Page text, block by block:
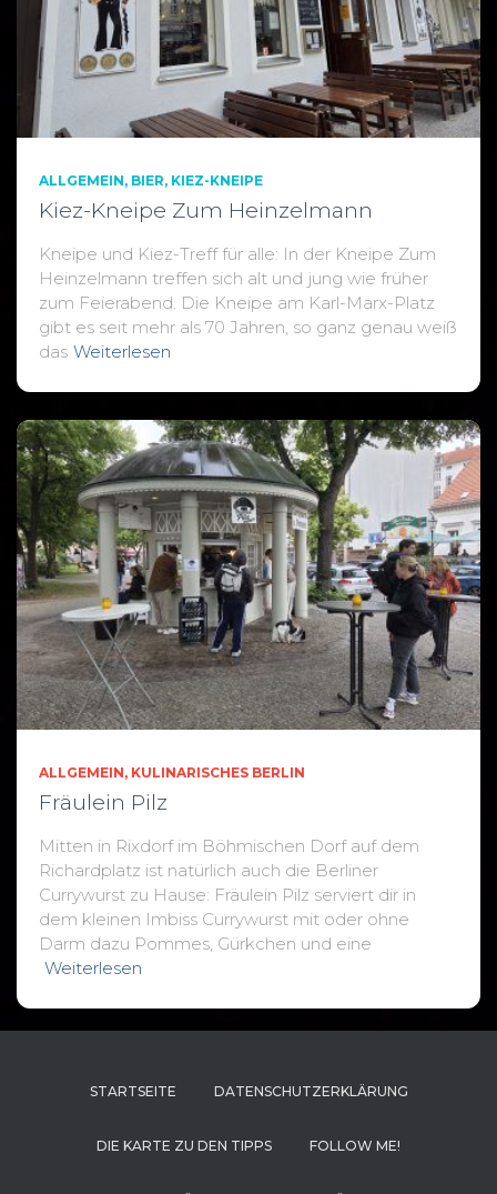
ALLGEMEIN BIER KIEZ-KNEIPE
Kiez-Kneipe Zum Heinzelmann
Kneipe und Kiez-Treff für alle: In der Kneipe Zum
Heinzelmann treffen sich alt und jung wie früher
zum Feierabend. Die Kneipe am Karl-Marx-Platz
gibt es seit mehr als 70 Jahren, so ganz genau weiß
das Weiterlesen
ALLGEMEIN KULINARISCHES BERLIN
Fräulein Pilz
Mitten in Rixdorf im Böhmischen Dorf auf dem
Richardplatz ist natürlich auch die Berliner
Currywurst zu Hause: Fräulein Pilz serviert dir in
dem kleinen Imbiss Currywurst mit oder ohne
Darm dazu Pommes, Gürkchen und eine
Weiterlesen
STARTSEITE DATENSCHUTZERKLÄRUNG
DIE KARTE ZU DEN TIPPS FOLLOW ME!